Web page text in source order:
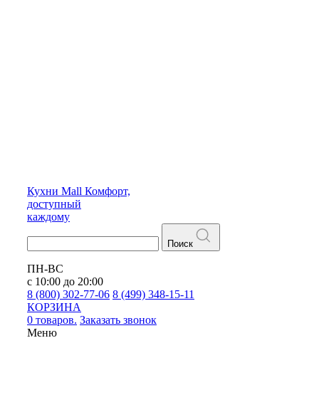
Кухни Mall Комфорт,
доступный
каждому
Поиск
ПН-ВС
с 10:00 до 20:00
8 (800) 302-77-06 8 (499) 348-15-11
КОРЗИНА
0 товаров. Заказать звонок
Меню